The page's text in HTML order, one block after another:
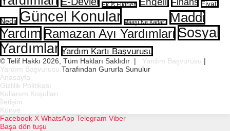
Ek İş Fikirleri Finans Fiyatı
Nedir Güncel Konular Maaşı Ne Kadar?
Maddi
Yardım Ramazan Ayı Yardımları Sosyal
Yardımlar Yardım Kartı Başvurusu
© Telif Hakkı 2026, Tüm Hakları Saklıdır | Yardım Başvurusu |
Yardım Başvurusu Tarafından Gururla Sunulur
Anasayfa
Gizlilik Politikası
Kullanım Koşulları
İletişim
Künye
Facebook X WhatsApp Telegram Viber
Başa dön tuşu